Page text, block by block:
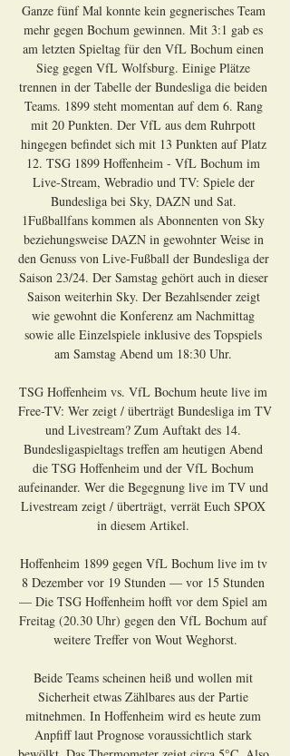
Ganze fünf Mal konnte kein gegnerisches Team
mehr gegen Bochum gewinnen. Mit 3:1 gab es
am letzten Spieltag für den VfL Bochum einen
Sieg gegen VfL Wolfsburg. Einige Plätze
trennen in der Tabelle der Bundesliga die beiden
Teams. 1899 steht momentan auf dem 6. Rang
mit 20 Punkten. Der VfL aus dem Ruhrpott
hingegen befindet sich mit 13 Punkten auf Platz
12. TSG 1899 Hoffenheim - VfL Bochum im
Live-Stream, Webradio und TV: Spiele der
Bundesliga bei Sky, DAZN und Sat.
1Fußballfans kommen als Abonnenten von Sky
beziehungsweise DAZN in gewohnter Weise in
den Genuss von Live-Fußball der Bundesliga der
Saison 23/24. Der Samstag gehört auch in dieser
Saison weiterhin Sky. Der Bezahlsender zeigt
wie gewohnt die Konferenz am Nachmittag
sowie alle Einzelspiele inklusive des Topspiels
am Samstag Abend um 18:30 Uhr.
TSG Hoffenheim vs. VfL Bochum heute live im
Free-TV: Wer zeigt / überträgt Bundesliga im TV
und Livestream? Zum Auftakt des 14.
Bundesligaspieltags treffen am heutigen Abend
die TSG Hoffenheim und der VfL Bochum
aufeinander. Wer die Begegnung live im TV und
Livestream zeigt / überträgt, verrät Euch SPOX
in diesem Artikel.
Hoffenheim 1899 gegen VfL Bochum live im tv
8 Dezember vor 19 Stunden — vor 15 Stunden
— Die TSG Hoffenheim hofft vor dem Spiel am
Freitag (20.30 Uhr) gegen den VfL Bochum auf
weitere Treffer von Wout Weghorst.
Beide Teams scheinen heiß und wollen mit
Sicherheit etwas Zählbares aus der Partie
mitnehmen. In Hoffenheim wird es heute zum
Anpfiff laut Prognose voraussichtlich stark